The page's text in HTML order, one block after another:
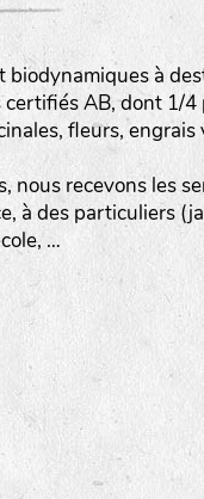
à
AB, dont 1/
fleurs,
recevons les
à des particuliers
…